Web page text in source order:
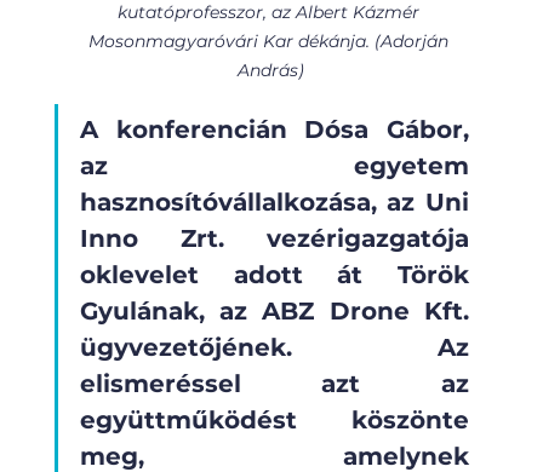
kutatóprofesszor, az Albert Kázmér
Mosonmagyaróvári Kar dékánja. (Adorján
András)
A konferencián Dósa Gábor,
az egyetem
hasznosítóvállalkozása, az Uni
Inno Zrt. vezérigazgatója
oklevelet adott át Török
Gyulának, az ABZ Drone Kft.
ügyvezetőjének. Az
elismeréssel azt az
együttműködést köszönte
meg, amelynek